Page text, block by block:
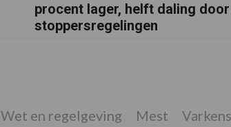
procent lager, helft daling door
stoppersregelingen
Wet en regelgeving Mest